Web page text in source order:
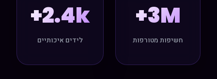
3M+
חשיפות מטורפות
2.4k+
לידים איכותיים